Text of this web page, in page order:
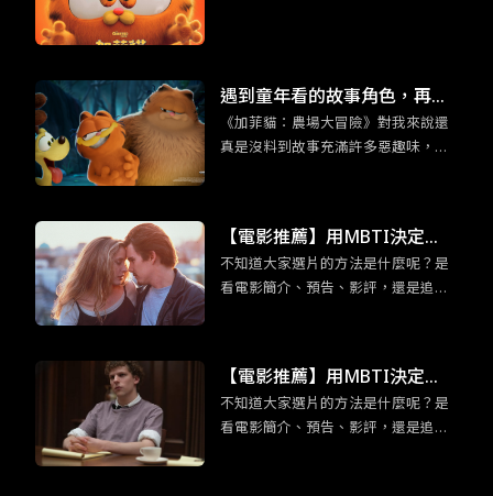
遇到童年看的故事角色，再世
故的大人們，也會回到孩提時
期的模樣。
《加菲貓：農場大冒險》對我來說還
真是沒料到故事充滿許多惡趣味，外
身為加菲貓鐵粉們還不看爆？
【電影推薦】用MBTI決定
吧！適合「渴望深度交流」EN
FP競選者的五部電影
不知道大家選片的方法是什麼呢？是
看電影簡介、預告、影評，還是追各
曾想過要看的片一個機會喔！在正文
開始前，我們先來認識ENFP競選者
吧！ENFP競選者看似外向活潑，交友
【電影推薦】用MBTI決定
吧！ESTP企業家「足智多謀」
的五部電影
不知道大家選片的方法是什麼呢？是
看電影簡介、預告、影評，還是追各